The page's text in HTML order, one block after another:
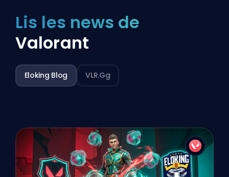
Lis les news de
Valorant
Eloking Blog VLR.gg